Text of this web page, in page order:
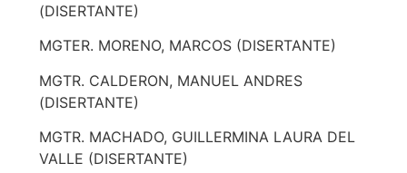
(DISERTANTE)
MGTER. MORENO, MARCOS (DISERTANTE)
MGTR. CALDERON, MANUEL ANDRES
(DISERTANTE)
MGTR. MACHADO, GUILLERMINA LAURA DEL
VALLE (DISERTANTE)